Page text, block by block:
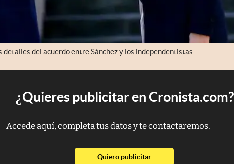
detalles del acuerdo entre Sánchez y los independentistas.
¿Quieres publicitar en Cronista.com?
Accede aquí, completa tus datos y te contactaremos.
Quiero publicitarabre en nueva pestaña